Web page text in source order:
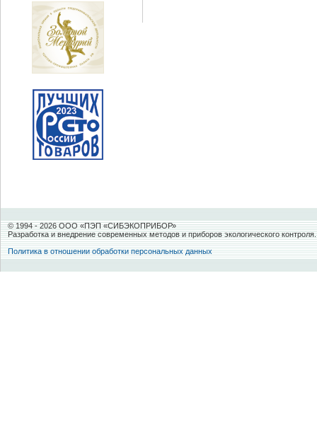
© 1994 -2026 ООО «ПЭП «СИБЭКОПРИБОР»
Разработка и внедрение современных методов и приборов экологического контроля.
Политика в отношении обработки персональных данных